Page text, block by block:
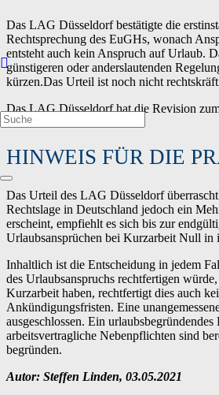
Das LAG Düsseldorf bestätigte die
Rechtsprechung des EuGHs, wonach
entsteht auch kein Anspruch auf Urlaub.
günstigeren oder anderslautenden
kürzen.Das Urteil ist noch nicht
Das LAG Düsseldorf hat die Revision
HINWEIS FÜR DIE
Das Urteil des LAG Düsseldorf
Rechtslage in Deutschland jedoch ein
erscheint, empfiehlt es sich bis zur
Urlaubsansprüchen bei Kurzarbeit Null in
Inhaltlich ist die Entscheidung in jedem
des Urlaubsanspruchs rechtfertigen
Kurzarbeit haben, rechtfertigt dies auch
Ankündigungsfristen. Eine
ausgeschlossen. Ein
arbeitsvertragliche Nebenpflichten sind
begründen.
Autor: Steffen Linden, 03.05.2021